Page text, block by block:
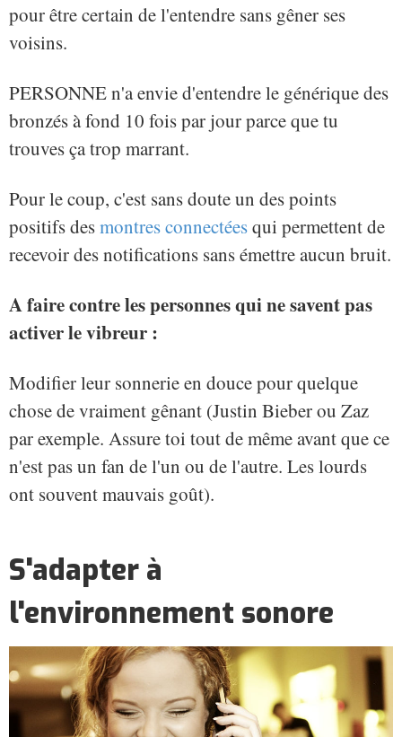
pour être certain de l'entendre sans gêner ses
voisins.
PERSONNE n'a envie d'entendre le générique des
bronzés à fond 10 fois par jour parce que tu
trouves ça trop marrant.
Pour le coup, c'est sans doute un des points
positifs desmontres connectéesqui permettent de
recevoir des notifications sans émettre aucun bruit.
A faire contre les personnes qui ne savent pas
activer le vibreur :
Modifier leur sonnerie en douce pour quelque
chose de vraiment gênant (Justin Bieber ou Zaz
par exemple. Assure toi tout de même avant que ce
n'est pas un fan de l'un ou de l'autre. Les lourds
ont souvent mauvais goût).
S'adapter à
l'environnement sonore